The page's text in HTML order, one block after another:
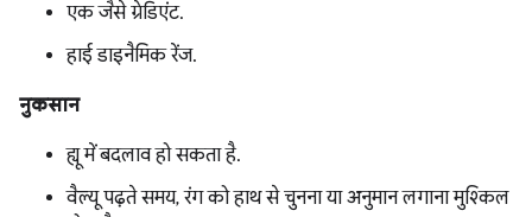
एक जैसे ग्रेडिएंट.
हाई डाइनैमिक रेंज.
नुकसान
ह्यू में बदलाव हो सकता है.
वैल्यू पढ़ते समय, रंग को हाथ से चुनना या अनुमान लगाना मुश्किल